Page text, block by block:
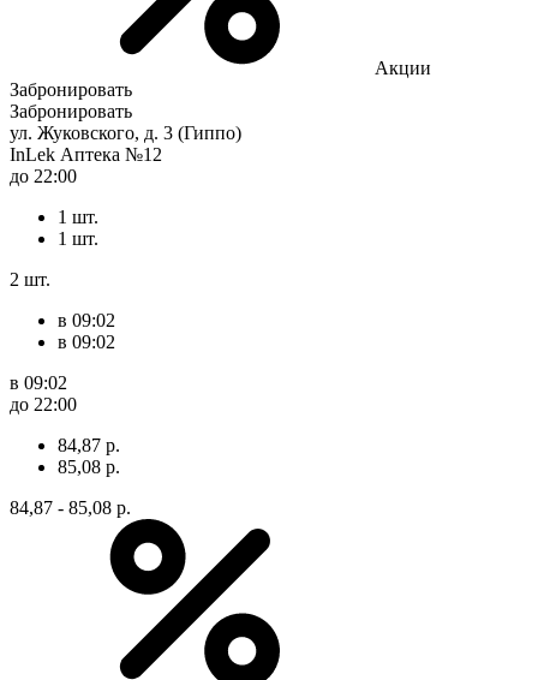
Акции
Забронировать
Забронировать
ул. Жуковского, д. 3 (Гиппо)
InLek Аптека №12
до 22:00
1 шт.
1 шт.
2 шт.
в 09:02
в 09:02
в 09:02
до 22:00
84,87 р.
85,08 р.
84,87 - 85,08 р.